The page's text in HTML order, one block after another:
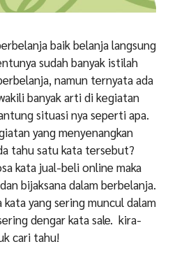
baik belanja langsung
sudah banyak istilah
namun ternyata ada
banyak arti di kegiatan
situasi nya seperti apa.
yang menyenangkan
tahu satu kata tersebut?
kata jual-beli online maka
bijaksana dalam berbelanja.
yang sering muncul dalam
dengar kata sale. kira-
cari tahu!